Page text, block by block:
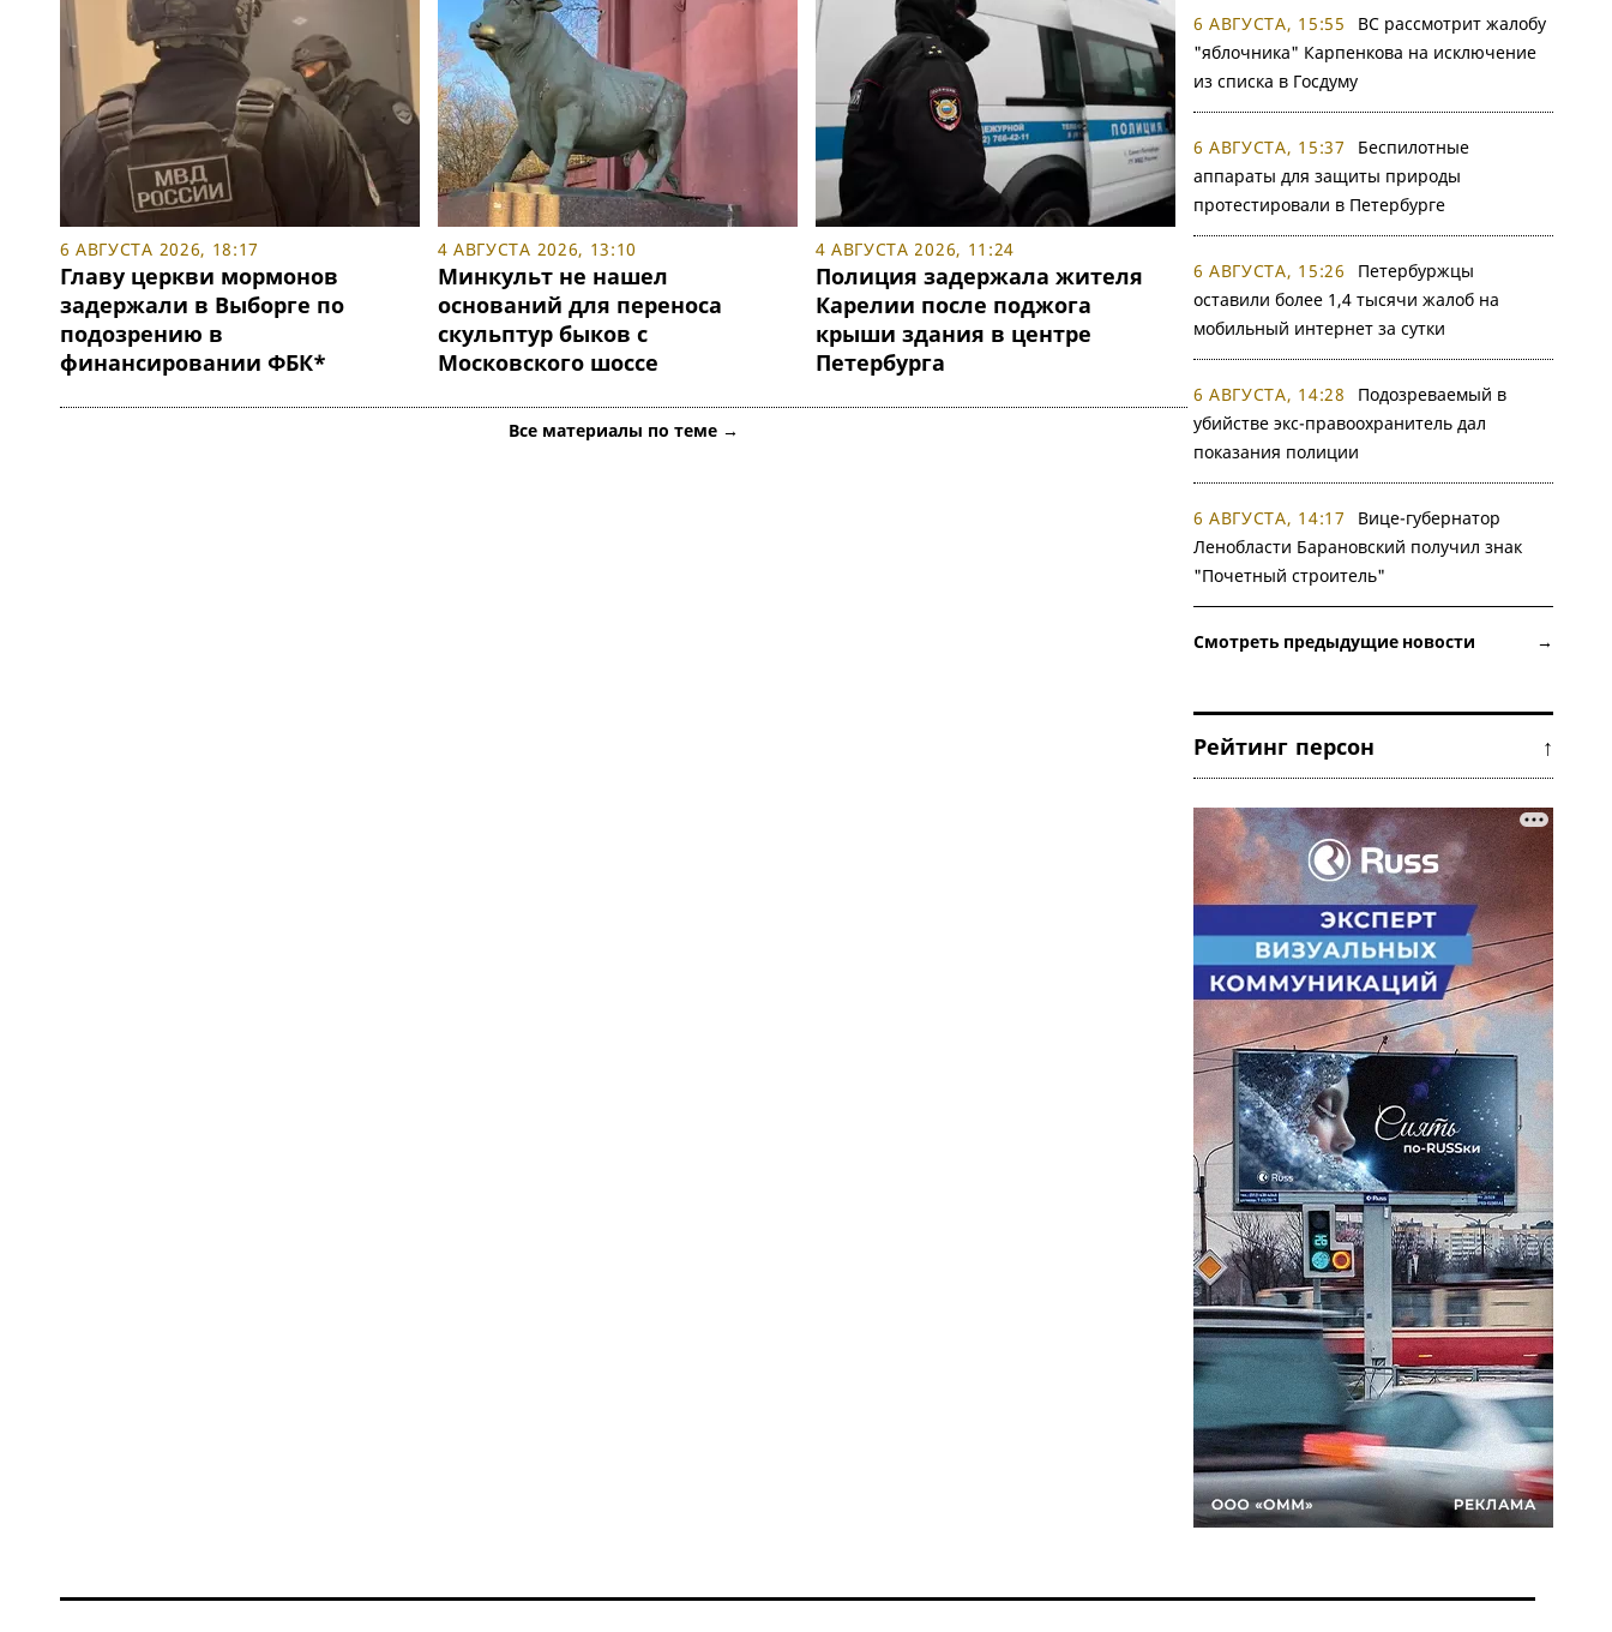
6 АВГУСТА 2026, 18:17
Главу церкви мормонов
задержали в Выборге по
подозрению в
финансировании ФБК*
4 АВГУСТА 2026, 13:10
Минкульт не нашел
оснований для переноса
скульптур быков с
Московского шоссе
4 АВГУСТА 2026, 11:24
Полиция задержала жителя
Карелии после поджога
крыши здания в центре
Петербурга
Все материалы по теме →
6 АВГУСТА, 15:55
ВС рассмотрит жалобу
"яблочника" Карпенкова на исключение
из списка в Госдуму
6 АВГУСТА, 15:37
Беспилотные
аппараты для защиты природы
протестировали в Петербурге
6 АВГУСТА, 15:26
Петербуржцы
оставили более 1,4 тысячи жалоб на
мобильный интернет за сутки
6 АВГУСТА, 14:28
Подозреваемый в
убийстве экс-правоохранитель дал
показания полиции
6 АВГУСТА, 14:17
Вице-губернатор
Ленобласти Барановский получил знак
"Почетный строитель"
Смотреть предыдущие новости →
Рейтинг персон ↑